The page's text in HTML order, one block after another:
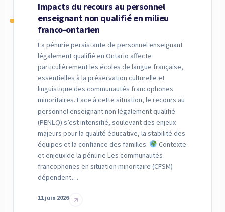
Impacts du recours au personnel
enseignant non qualifié en milieu
franco-ontarien
La pénurie persistante de personnel enseignant
légalement qualifié en Ontario affecte
particulièrement les écoles de langue française,
essentielles à la préservation culturelle et
linguistique des communautés francophones
minoritaires. Face à cette situation, le recours au
personnel enseignant non légalement qualifié
(PENLQ) s’est intensifié, soulevant des enjeux
majeurs pour la qualité éducative, la stabilité des
équipes et la confiance des familles.
Contexte
et enjeux de la pénurie Les communautés
francophones en situation minoritaire (CFSM)
dépendent…
11 juin 2026